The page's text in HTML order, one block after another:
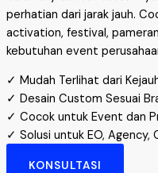
perhatian dari jarak jauh.
activation, festival,
kebutuhan event
✓ Mudah Terlihat dari
✓ Desain Custom Sesuai
✓ Cocok untuk Event dan
✓ Solusi untuk EO, Agency,
KONSULTASI